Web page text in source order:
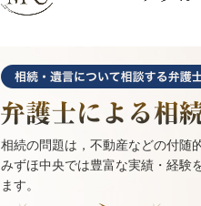
相続の問題は，不動産などの付随
みずほ中央では豊富な実績・経験
ます。